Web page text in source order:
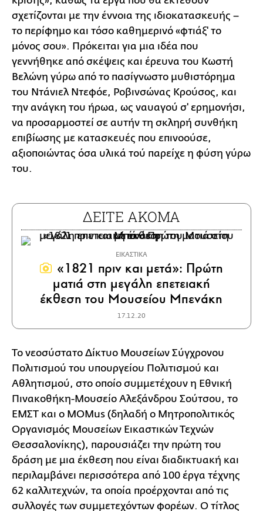
σχετίζονται με την έννοια της ιδιοκατασκευής –
το περίφημο και τόσο καθημερινό «φτιάξ' το
μόνος σου». Πρόκειται για μια ιδέα που
γεννήθηκε από σκέψεις και έρευνα του Κωστή
Βελώνη γύρω από το πασίγνωστο μυθιστόρημα
του Ντάνιελ Ντεφόε, Ροβινσώνας Κρούσος, και
την ανάγκη του ήρωα, ως ναυαγού σ' ερημονήσι,
να προσαρμοστεί σε αυτήν τη σκληρή συνθήκη
επιβίωσης με κατασκευές που επινοούσε,
αξιοποιώντας όσα υλικά τού παρείχε η φύση γύρω
του.
ΔΕΙΤΕ ΑΚΟΜΑ
ΕΙΚΑΣΤΙΚΑ
«1821 πριν και μετά»: Πρώτη
ματιά στη μεγάλη επετειακή
έκθεση του Μουσείου Μπενάκη
17.12.20
Το νεοσύστατο Δίκτυο Μουσείων Σύγχρονου
Πολιτισμού του υπουργείου Πολιτισμού και
Αθλητισμού, στο οποίο συμμετέχουν η Εθνική
Πινακοθήκη-Μουσείο Αλεξάνδρου Σούτσου, το
ΕΜΣΤ και ο MOMus (δηλαδή ο Μητροπολιτικός
Οργανισμός Μουσείων Εικαστικών Τεχνών
Θεσσαλονίκης), παρουσιάζει την πρώτη του
δράση με μια έκθεση που είναι διαδικτυακή και
περιλαμβάνει περισσότερα από 100 έργα τέχνης
62 καλλιτεχνών, τα οποία προέρχονται από τις
συλλογές των συμμετεχόντων φορέων. Ο τίτλος